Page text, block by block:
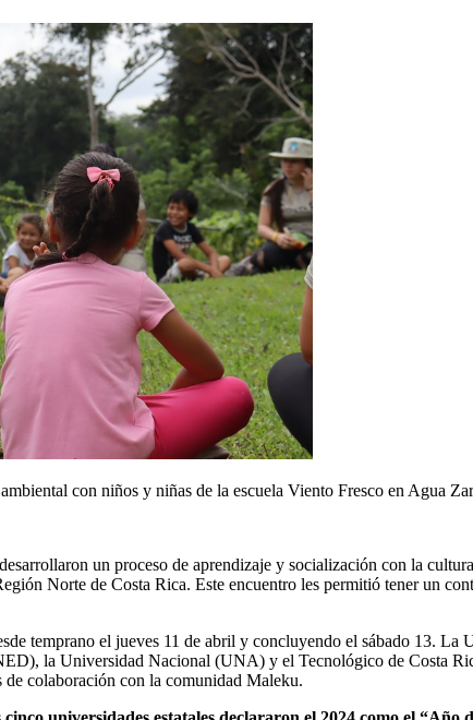
con niños y niñas de la escuela Viento Fresco en Agua
un proceso de aprendizaje y socialización con la
Norte de Costa Rica. Este encuentro les permitió tener un
temprano el jueves 11 de abril y concluyendo el sábado 13.
la Universidad Nacional (UNA) y el Tecnológico de Costa
de colaboración con la comunidad Maleku.